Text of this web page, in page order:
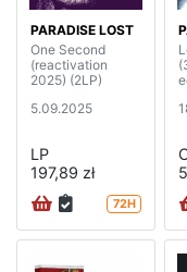
PARADISE LOST
One Second
(reactivation
2025) (2LP)
5.09.2025
LP
197,89 zł
72H